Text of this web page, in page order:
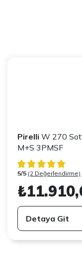
Pirelli W 270
M+S 3PMSF
5/5 (2 Değerlendirme)
Detaya Git